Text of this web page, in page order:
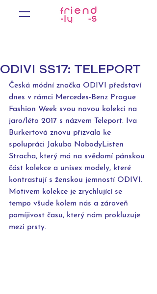
ODIVI SS17: TELEPORT
Česká módní značka ODIVI představí
dnes v rámci Mercedes-Benz Prague
Fashion Week svou novou kolekci na
jaro/léto 2017 s názvem Teleport. Iva
Burkertová znovu přizvala ke
spolupráci Jakuba NobodyListen
Stracha, který má na svědomí pánskou
část kolekce a unisex modely, které
kontrastují s ženskou jemností ODIVI.
Motivem kolekce je zrychlující se
tempo všude kolem nás a zároveň
pomíjivost času, který nám prokluzuje
mezi prsty.